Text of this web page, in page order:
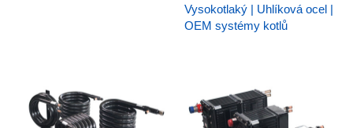
Vysokotlaký | Uhlíková ocel |
OEM systémy kotlů